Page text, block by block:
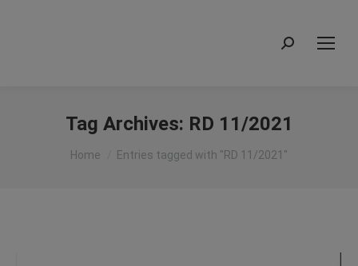
Search:
Tag Archives: RD 11/2021
You are here:
Home Entries tagged with "RD 11/2021"